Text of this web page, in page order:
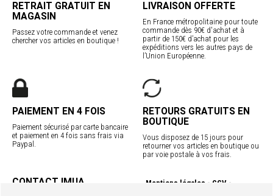
RETRAIT GRATUIT EN
MAGASIN
Passez votre commande et venez
chercher vos articles en boutique !
LIVRAISON OFFERTE
En France métropolitaine pour toute
commande dès 90€ d'achat et à
partir de 150€ d’achat pour les
expéditions vers les autres pays de
l’Union Européenne.
PAIEMENT EN 4 FOIS
Paiement sécurisé par carte bancaire
et paiement en 4 fois sans frais via
Paypal.
RETOURS GRATUITS EN
BOUTIQUE
Vous disposez de 15 jours pour
retourner vos articles en boutique ou
par voie postale à vos frais.
CONTACT IMUA Mentions légales
CGV